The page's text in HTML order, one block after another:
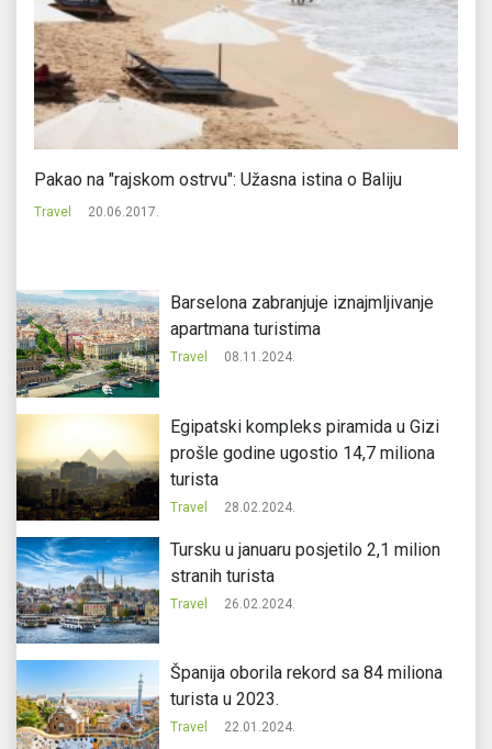
Pakao na "rajskom ostrvu": Užasna istina o Baliju
Travel 20.06.2017.
Barselona zabranjuje iznajmljivanje
apartmana turistima
Travel 08.11.2024.
Egipatski kompleks piramida u Gizi
prošle godine ugostio 14,7 miliona
turista
Travel 28.02.2024.
Tursku u januaru posjetilo 2,1 milion
stranih turista
Travel 26.02.2024.
Španija oborila rekord sa 84 miliona
turista u 2023.
Travel 22.01.2024.